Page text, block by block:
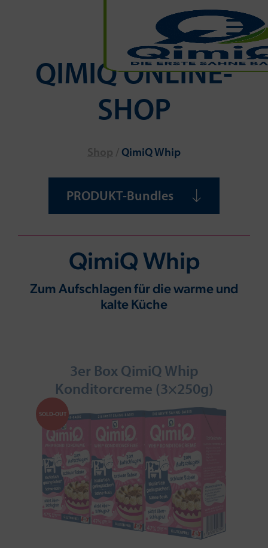
QIMIQ ONLINE-
SHOP
QimiQ Whip
PRODUKT-Bundles
QimiQ Whip
Zum Aufschlagen für die warme und
kalte Küche
3er Box QimiQ Whip
Konditorcreme (3×250g)
SOLD-OUT